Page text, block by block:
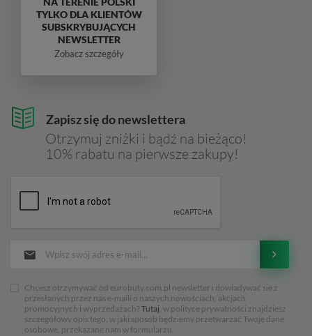
Zapisz się do newslettera
Otrzymuj zniżki i bądź na bieżąco!
10% rabatu na pierwsze zakupy!
Chcesz otrzymywać od eurobuty.com.pl newsletter i dowiadywać sie z
przesłanych przez nas e-maili o naszych nowościach, akcjach
promocyjnych i wyprzedażach? Tutaj, w polityce prywatności znajdziesz
szczegółowy opis tego, w jaki sposób będziemy przetwarzać Twoje dane
osobowe, przekazane nam w formularzu.
TYLKO DLA KLIENTÓW
SUBSKRYBUJĄCYCH
NEWSLETTER
Zobacz szczegóły